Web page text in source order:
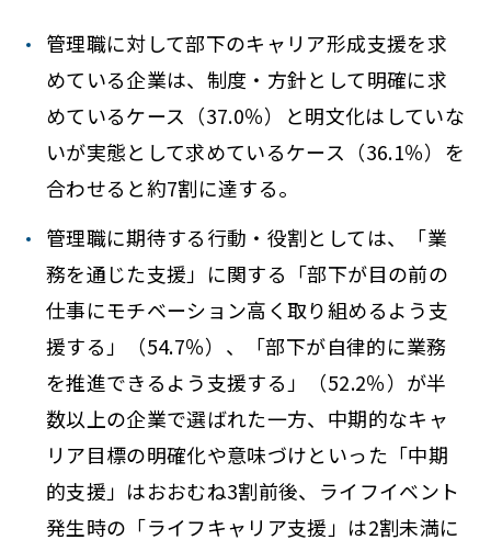
管理職に対して部下のキャリア形成支援を求
めている企業は、制度・方針として明確に求
めているケース（37.0％）と明文化はしていな
いが実態として求めているケース（36.1％）を
合わせると約7割に達する。
管理職に期待する行動・役割としては、「業
務を通じた支援」に関する「部下が目の前の
仕事にモチベーション高く取り組めるよう支
援する」（54.7％）、「部下が自律的に業務
を推進できるよう支援する」（52.2％）が半
数以上の企業で選ばれた一方、中期的なキャ
リア目標の明確化や意味づけといった「中期
的支援」はおおむね3割前後、ライフイベント
発生時の「ライフキャリア支援」は2割未満に